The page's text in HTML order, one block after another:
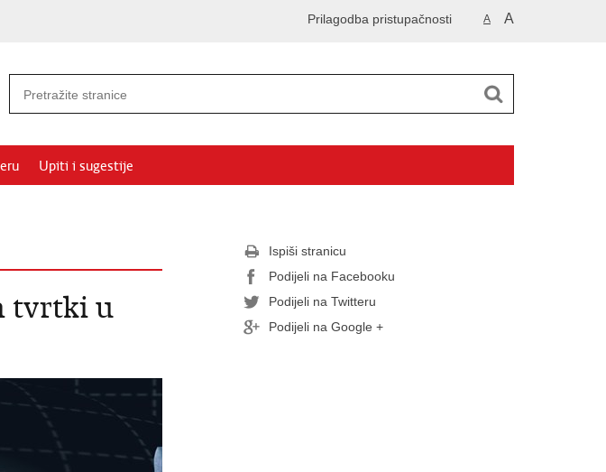
A A
Prilagodba pristupačnosti
Upiti i sugestije
tvrtki u
Ispiši stranicu
Podijeli na Facebooku
Podijeli na Twitteru
Podijeli na Google +